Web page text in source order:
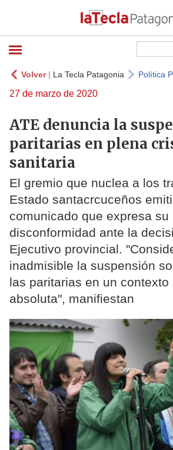
Volver| La Tecla Patagonia Política
27 de marzo de 2020
ATE denuncia la
paritarias en plena
sanitaria
El gremio que nuclea a los
Estado santacrcuceños
comunicado que expresa su
disconformidad ante la
Ejecutivo provincial.
inadmisible la suspensión
las paritarias en un contexto
absoluta", manifiestan